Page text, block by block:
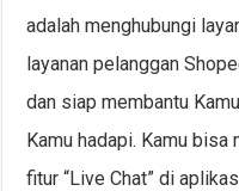
adalah menghubungi
layanan pelanggan
dan siap membantu
Kamu hadapi. Kamu
fitur “Live Chat” di